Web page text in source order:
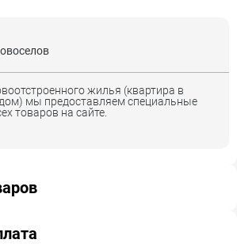
жилья (квартира в
мы предоставляем специальные
товаров на сайте.